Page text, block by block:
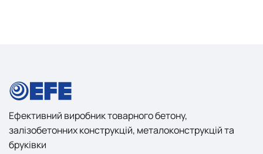
Ефективний виробник товарного бетону,
залізобетонних конструкцій, металоконструкцій та
бруківки